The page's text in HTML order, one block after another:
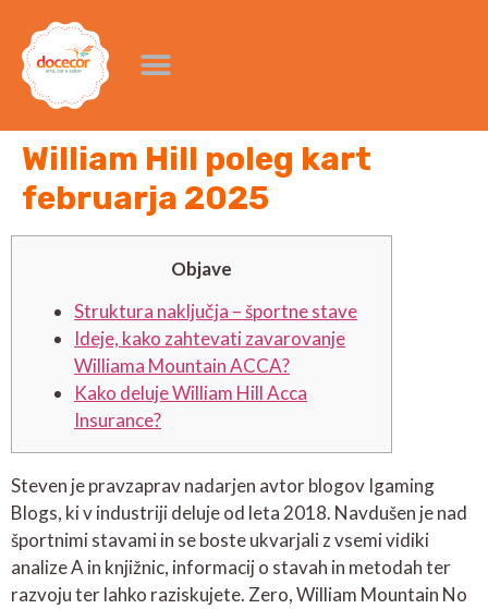
William Hill poleg kart
februarja 2025
Objave
Struktura naključja – športne stave
Ideje, kako zahtevati zavarovanje
Williama Mountain ACCA?
Kako deluje William Hill Acca
Insurance?
Steven je pravzaprav nadarjen avtor blogov Igaming
Blogs, ki v industriji deluje od leta 2018. Navdušen je nad
športnimi stavami in se boste ukvarjali z vsemi vidiki
analize A in knjižnic, informacij o stavah in metodah ter
razvoju ter lahko raziskujete. Zero, William Mountain No